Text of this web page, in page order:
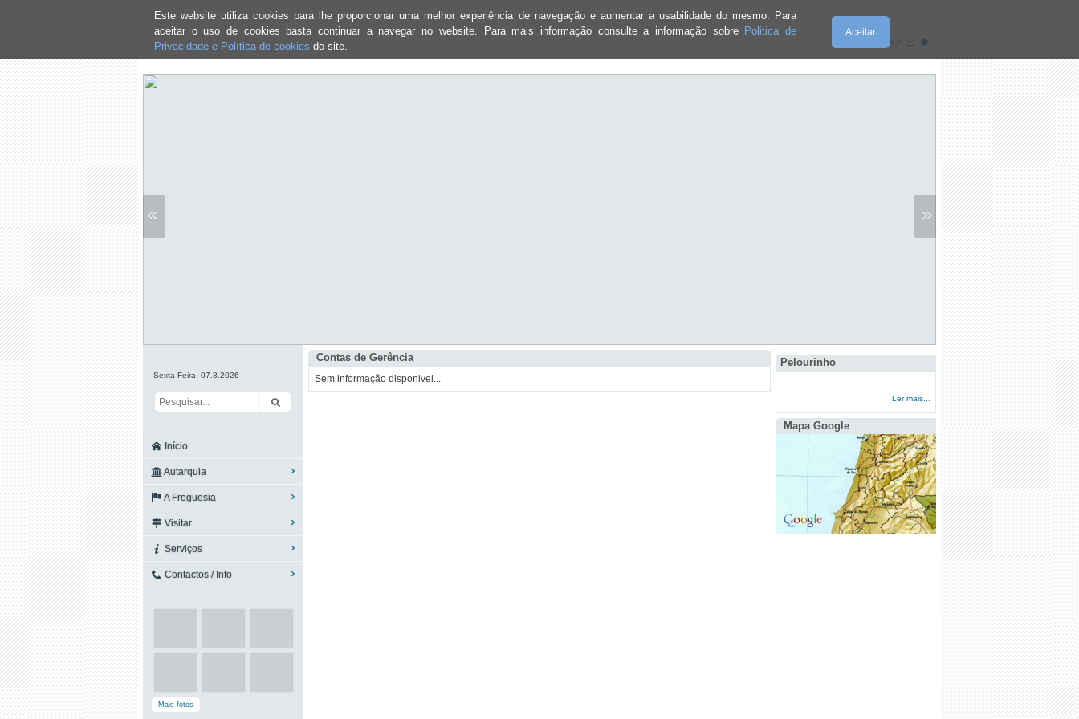
Este website utiliza cookies para lhe proporcionar uma melhor experiência de navegação e aumentar a usabilidade do mesmo. Para
aceitar o uso de cookies basta continuar a navegar no website. Para mais informação consulte a informação sobre Politica de
Privacidade e Política de cookies do site.
Aceitar
« »
Sexta-Feira, 07.8.2026
Início
Autarquia
A Freguesia
Visitar
Serviços
Contactos / Info
Mais fotos
Contas de Gerência
Sem informação disponivel...
Pelourinho
Ler mais...
Mapa Google